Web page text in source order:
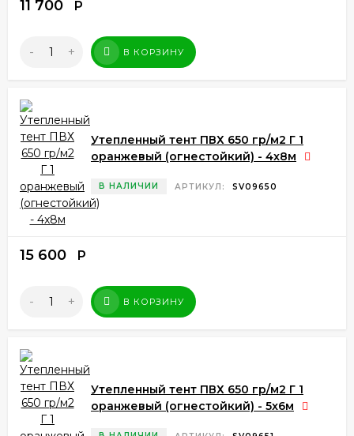
11 700 Р
- + В КОРЗИНУ
Утепленный тент ПВХ 650 гр/м2 Г 1
оранжевый (огнестойкий) - 4x8м
В НАЛИЧИИ АРТИКУЛ: SV09650
15 600 Р
- + В КОРЗИНУ
Утепленный тент ПВХ 650 гр/м2 Г 1
оранжевый (огнестойкий) - 5x6м